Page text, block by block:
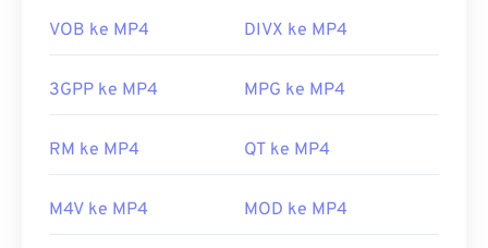
VOB ke MP4 DIVX ke MP4
3GPP ke MP4 MPG ke MP4
RM ke MP4 QT ke MP4
M4V ke MP4 MOD ke MP4